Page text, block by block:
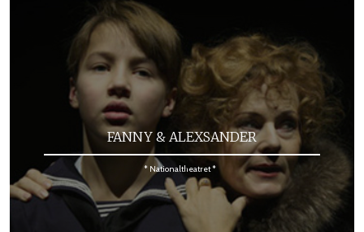
FANNY & ALEXSANDER
* Nationaltheatret *